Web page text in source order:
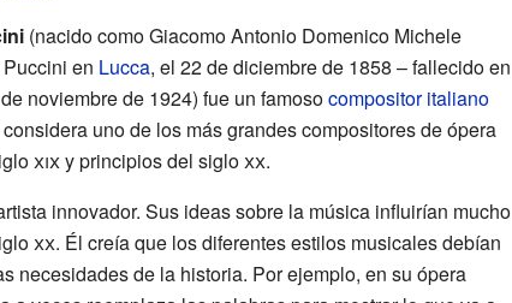
(nacido como Giacomo Antonio Domenico Michele
en Lucca, el 22 de diciembre de 1858 – fallecido en
noviembre de 1924) fue un famosocompositor italiano
uno de los más grandes compositores de ópera
xixy principios del sigloxx.
innovador. Sus ideas sobre la música influirían mucho
xx. Él creía que los diferentes estilos musicales debían
necesidades de la historia. Por ejemplo, en su ópera